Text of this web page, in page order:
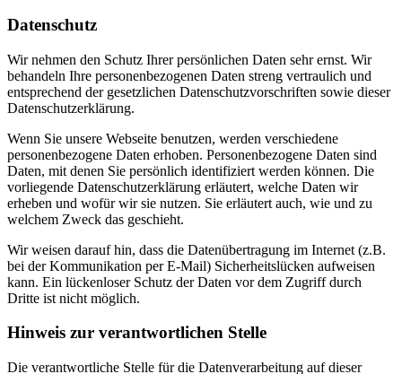
Datenschutz
Wir nehmen den Schutz Ihrer persönlichen Daten sehr ernst. Wir
behandeln Ihre personenbezogenen Daten streng vertraulich und
entsprechend der gesetzlichen Datenschutzvorschriften sowie dieser
Datenschutzerklärung.
Wenn Sie unsere Webseite benutzen, werden verschiedene
personenbezogene Daten erhoben. Personenbezogene Daten sind
Daten, mit denen Sie persönlich identifiziert werden können. Die
vorliegende Datenschutzerklärung erläutert, welche Daten wir
erheben und wofür wir sie nutzen. Sie erläutert auch, wie und zu
welchem Zweck das geschieht.
Wir weisen darauf hin, dass die Datenübertragung im Internet (z.B.
bei der Kommunikation per E-Mail) Sicherheitslücken aufweisen
kann. Ein lückenloser Schutz der Daten vor dem Zugriff durch
Dritte ist nicht möglich.
Hinweis zur verantwortlichen Stelle
Die verantwortliche Stelle für die Datenverarbeitung auf dieser